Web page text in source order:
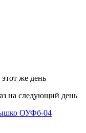
этот же день
на следующий день